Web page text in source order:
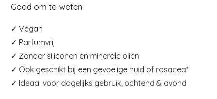
Goed om te weten:
✓ Vegan
✓ Parfumvrij
✓ Zonder siliconen en minerale oliën
✓ Ook geschikt bij een gevoelige huid of rosacea*
✓ Ideaal voor dagelijks gebruik, ochtend & avond